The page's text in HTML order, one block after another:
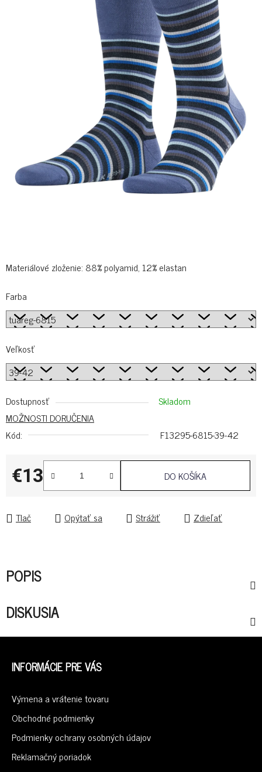
Materiálové zloženie: 88% polyamid, 12% elastan
Farba
Veľkosť
Dostupnosť
Skladom
MOŽNOSTI DORUČENIA
Kód:
F13295-6815-39-42
€13
Jednotková cena:
DO KOŠÍKA
Tlač Opýtať sa Strážiť Zdieľať
POPIS
DISKUSIA
Z
INFORMÁCIE PRE VÁS
Výmena a vrátenie tovaru
Obchodné podmienky
Podmienky ochrany osobných údajov
Reklamačný poriadok